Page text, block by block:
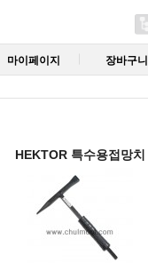
마이페이지 장바구니
HEKTOR 특수용접망치